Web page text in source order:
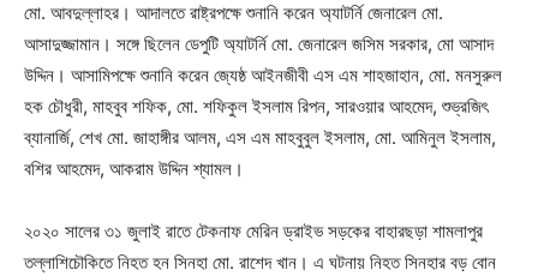
মো. আবদুল্লাহর। আদালতে রাষ্ট্রপক্ষে শুনানি করেন অ্যাটর্নি জেনারেল মো.
আসাদুজ্জামান। সঙ্গে ছিলেন ডেপুটি অ্যাটর্নি মো. জেনারেল জসিম সরকার, মো আসাদ
উদ্দিন। আসামিপক্ষে শুনানি করেন জ্যেষ্ঠ আইনজীবী এস এম শাহজাহান, মো. মনসুরুল
হক চৌধুরী, মাহবুব শফিক, মো. শফিকুল ইসলাম রিপন, সারওয়ার আহমেদ, শুভ্রজিৎ
ব্যানার্জি, শেখ মো. জাহাঙ্গীর আলম, এস এম মাহবুবুল ইসলাম, মো. আমিনুল ইসলাম,
বশির আহমেদ, আকরাম উদ্দিন শ্যামল।
২০২০ সালের ৩১ জুলাই রাতে টেকনাফ মেরিন ড্রাইভ সড়কের বাহারছড়া শামলাপুর
তল্লাশিচৌকিতে নিহত হন সিনহা মো. রাশেদ খান। এ ঘটনায় নিহত সিনহার বড় বোন